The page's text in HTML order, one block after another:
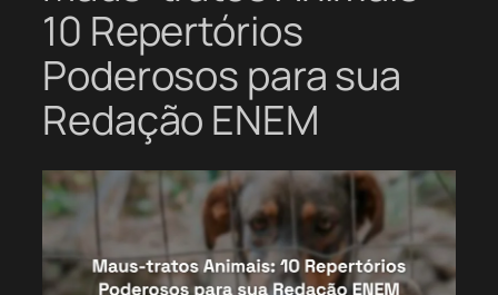
10 Repertórios
Poderosos para sua
Redação ENEM